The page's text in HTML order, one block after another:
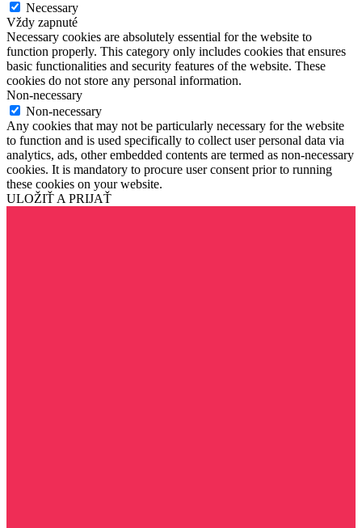
Necessary
Vždy zapnuté
Necessary cookies are absolutely essential for the website to
function properly. This category only includes cookies that ensures
basic functionalities and security features of the website. These
cookies do not store any personal information.
Non-necessary
Non-necessary
Any cookies that may not be particularly necessary for the website
to function and is used specifically to collect user personal data via
analytics, ads, other embedded contents are termed as non-necessary
cookies. It is mandatory to procure user consent prior to running
these cookies on your website.
ULOŽIŤ A PRIJAŤ